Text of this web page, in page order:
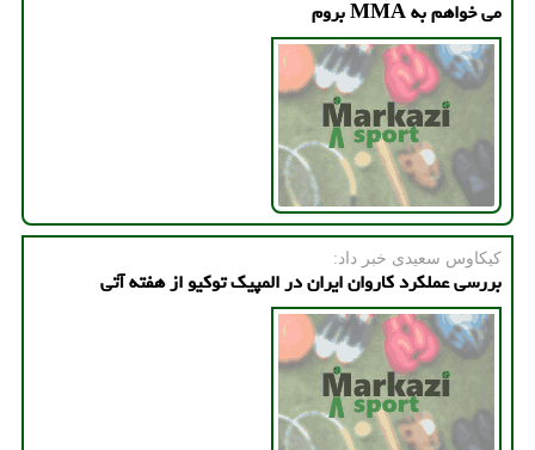
می خواهم به MMA بروم
كیكاوس سعیدی خبر داد:
بررسی عملکرد کاروان ایران در المپیک توکیو از هفته آتی